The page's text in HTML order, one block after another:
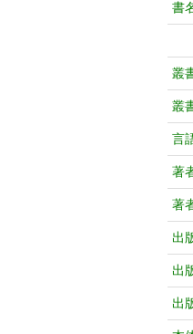
書
叢
叢
言
著
著
出
出
出